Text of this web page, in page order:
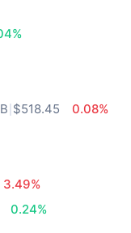
$518.45
0.08%
3.49%
0.24%